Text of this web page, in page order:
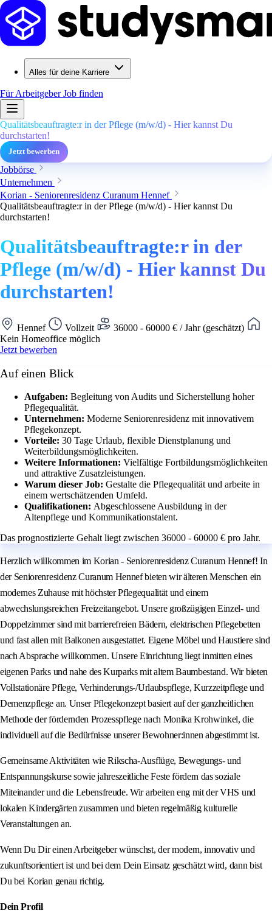
Alles für deine Karriere
Für ArbeitgeberJob finden
Qualitätsbeauftragte:r in der Pflege (m/w/d) - Hier kannst Du
durchstarten!
Jetzt bewerben
Jobbörse
Unternehmen
Korian - Seniorenresidenz Curanum Hennef
Qualitätsbeauftragte:r in der Pflege (m/w/d) - Hier kannst Du
durchstarten!
Qualitätsbeauftragte:r in der
Pflege (m/w/d) - Hier kannst Du
durchstarten!
Hennef Vollzeit
36000 - 60000 € / Jahr (geschätzt)
Kein Homeoffice möglich
Jetzt bewerben
Auf einen Blick
Aufgaben: Begleitung von Audits und Sicherstellung hoher
Pflegequalität.
Unternehmen: Moderne Seniorenresidenz mit innovativem
Pflegekonzept.
Vorteile: 30 Tage Urlaub, flexible Dienstplanung und
Weiterbildungsmöglichkeiten.
Weitere Informationen: Vielfältige Fortbildungsmöglichkeiten
und attraktive Zusatzleistungen.
Warum dieser Job: Gestalte die Pflegequalität und arbeite in
einem wertschätzenden Umfeld.
Qualifikationen: Abgeschlossene Ausbildung in der
Altenpflege und Kommunikationstalent.
Das prognostizierte Gehalt liegt zwischen 36000 - 60000 € pro Jahr.
Herzlich willkommen im Korian - Seniorenresidenz Curanum Hennef! In
der Seniorenresidenz Curanum Hennef bieten wir älteren Menschen ein
modernes Zuhause mit höchster Pflegequalität und einem
abwechslungsreichen Freizeitangebot. Unsere großzügigen Einzel- und
Doppelzimmer sind mit barrierefreien Bädern, elektrischen Pflegebetten
und fast allen mit Balkonen ausgestattet. Eigene Möbel und Haustiere sind
nach Absprache willkommen. Unsere Einrichtung liegt inmitten eines
eigenen Parks und nahe des Kurparks mit altem Baumbestand. Wir bieten
Vollstationäre Pflege, Verhinderungs-/Urlaubspflege, Kurzzeitpflege und
Demenzpflege an. Unser Pflegekonzept basiert auf der ganzheitlichen
Methode der fördernden Prozesspflege nach Monika Krohwinkel, die
individuell auf die Bedürfnisse unserer Bewohner:innen abgestimmt ist.
Gemeinsame Aktivitäten wie Rikscha-Ausflüge, Bewegungs- und
Entspannungskurse sowie jahreszeitliche Feste fördern das soziale
Miteinander und die Lebensfreude. Wir arbeiten eng mit der VHS und
lokalen Kindergärten zusammen und bieten regelmäßig kulturelle
Veranstaltungen an.
Wenn Du Dir einen Arbeitgeber wünschst, der modern, innovativ und
zukunftsorientiert ist und bei dem Dein Einsatz geschätzt wird, dann bist
Du bei Korian genau richtig.
Dein Profil